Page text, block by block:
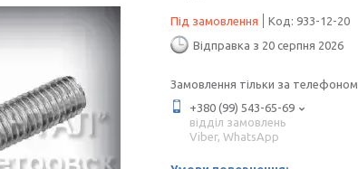
Під замовлення Код: 933-12-20
Відправка з 20 серпня 2026
Замовлення тільки за телефоном
+380 (99) 543-65-69
відділ замовлень
Viber, WhatsApp